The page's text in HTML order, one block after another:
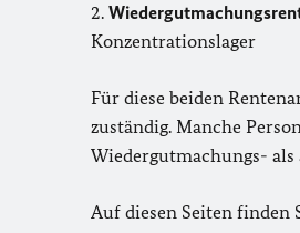
2.
Konzentrationslager
Für diese beiden
zuständig. Manche
Wiedergutmachungs-
Auf diesen Seiten finden